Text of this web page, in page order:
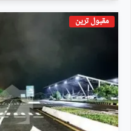
مقبول ترین